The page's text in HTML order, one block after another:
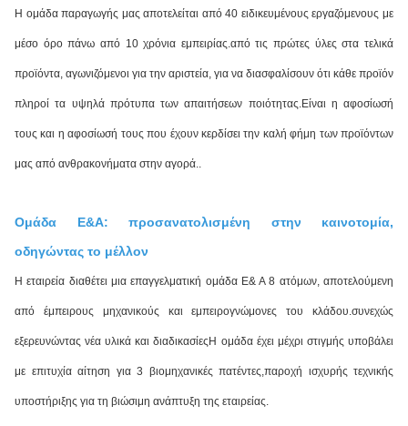
Η ομάδα παραγωγής μας αποτελείται από 40 ειδικευμένους εργαζόμενους με
μέσο όρο πάνω από 10 χρόνια εμπειρίας.από τις πρώτες ύλες στα τελικά
προϊόντα, αγωνιζόμενοι για την αριστεία, για να διασφαλίσουν ότι κάθε προϊόν
πληροί τα υψηλά πρότυπα των απαιτήσεων ποιότητας.Είναι η αφοσίωσή
τους και η αφοσίωσή τους που έχουν κερδίσει την καλή φήμη των προϊόντων
μας από ανθρακονήματα στην αγορά..
Ομάδα Ε&Α: προσανατολισμένη στην καινοτομία,
οδηγώντας το μέλλον
Η εταιρεία διαθέτει μια επαγγελματική ομάδα Ε& Α 8 ατόμων, αποτελούμενη
από έμπειρους μηχανικούς και εμπειρογνώμονες του κλάδου.συνεχώς
εξερευνώντας νέα υλικά και διαδικασίεςΗ ομάδα έχει μέχρι στιγμής υποβάλει
με επιτυχία αίτηση για 3 βιομηχανικές πατέντες,παροχή ισχυρής τεχνικής
υποστήριξης για τη βιώσιμη ανάπτυξη της εταιρείας.